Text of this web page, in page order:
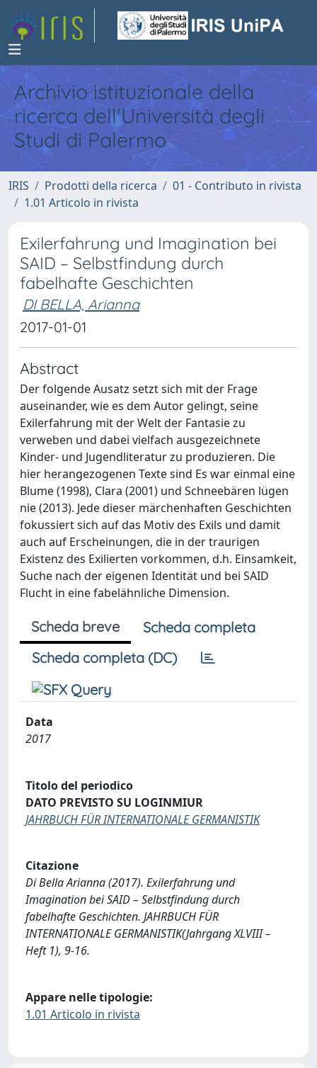
Archivio istituzionale della
ricerca dell'Università degli
Studi di Palermo
IRIS Prodotti della ricerca
01 - Contributo in rivista
1.01 Articolo in rivista
Exilerfahrung und Imagination bei
SAID – Selbstfindung durch
fabelhafte Geschichten
DI BELLA, Arianna
2017-01-01
Abstract
Der folgende Ausatz setzt sich mit der Frage
auseinander, wie es dem Autor gelingt, seine
Exilerfahrung mit der Welt der Fantasie zu
verweben und dabei vielfach ausgezeichnete
Kinder- und Jugendliteratur zu produzieren. Die
hier herangezogenen Texte sind Es war einmal eine
Blume (1998), Clara (2001) und Schneebären lügen
nie (2013). Jede dieser märchenhaften Geschichten
fokussiert sich auf das Motiv des Exils und damit
auch auf Erscheinungen, die in der traurigen
Existenz des Exilierten vorkommen, d.h. Einsamkeit,
Suche nach der eigenen Identität und bei SAID
Flucht in eine fabelähnliche Dimension.
Scheda breve
Scheda completa
Scheda completa (DC)
Data
2017
Titolo del periodico
DATO PREVISTO SU LOGINMIUR
JAHRBUCH FÜR INTERNATIONALE GERMANISTIK
Citazione
Di Bella Arianna (2017). Exilerfahrung und
Imagination bei SAID – Selbstfindung durch
fabelhafte Geschichten. JAHRBUCH FÜR
INTERNATIONALE GERMANISTIK(Jahrgang XLVIII –
Heft 1), 9-16.
Appare nelle tipologie:
1.01 Articolo in rivista